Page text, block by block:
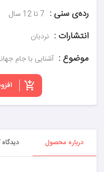
رده‌ی سنی : 7 تا 12 سال
انتشارات : نردبان
موضوع : آشنایی با جام
درباره محصول دیدگاه